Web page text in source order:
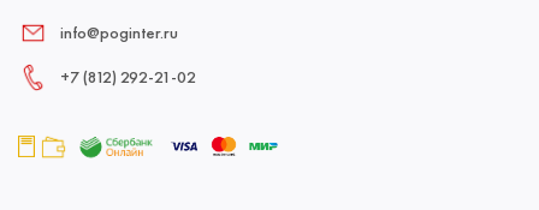
info@poginter.ru
+7 (812) 292‑21‑02